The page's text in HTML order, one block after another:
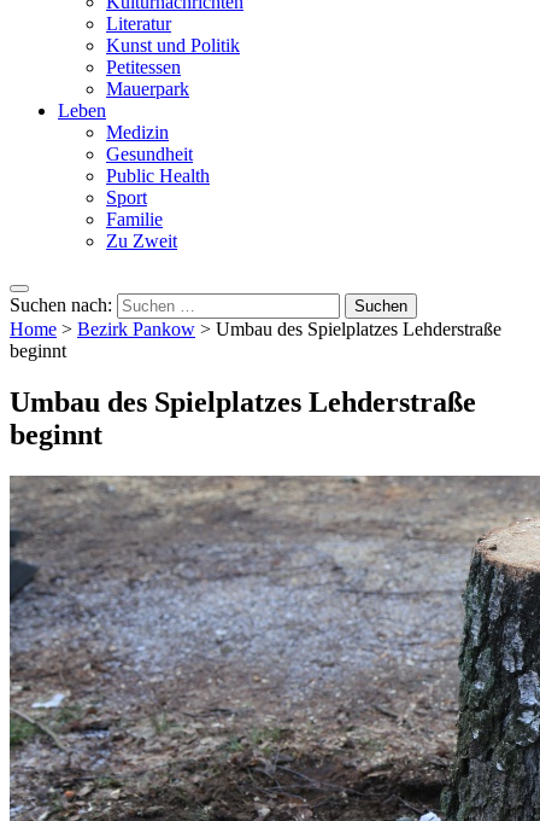
Literatur
Kunst und Politik
Petitessen
Mauerpark
Leben
Medizin
Gesundheit
Public Health
Sport
Familie
Zu Zweit
Suchen nach:
Home > Bezirk Pankow > Umbau des Spielplatzes Lehderstraße
beginnt
Umbau des Spielplatzes Lehderstraße
beginnt